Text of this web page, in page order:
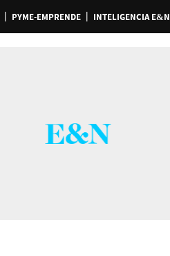
PYME-EMPRENDE INTELIGENCIA E&N